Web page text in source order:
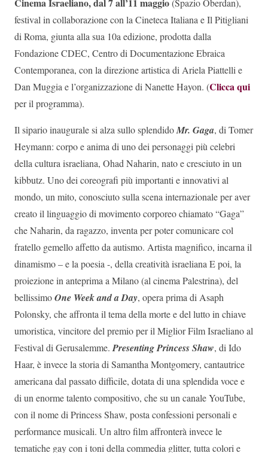
festival in collaborazione con la Cineteca Italiana e Il Pitigliani
di Roma, giunta alla sua 10a edizione, prodotta dalla
Fondazione CDEC, Centro di Documentazione Ebraica
Contemporanea, con la direzione artistica di Ariela Piattelli e
Dan Muggia e l’organizzazione di Nanette Hayon. (Clicca qui
per il programma).
Il sipario inaugurale si alza sullo splendidoMr. Gaga, di Tomer
Heymann: corpo e anima di uno dei personaggi più celebri
della cultura israeliana, Ohad Naharin, nato e cresciuto in un
kibbutz. Uno dei coreografi più importanti e innovativi al
mondo, un mito, conosciuto sulla scena internazionale per aver
creato il linguaggio di movimento corporeo chiamato “Gaga”
che Naharin, da ragazzo, inventa per poter comunicare col
fratello gemello affetto da autismo. Artista magnifico, incarna il
dinamismo – e la poesia -, della creatività israeliana E poi, la
proiezione in anteprima a Milano (al cinema Palestrina), del
bellissimoOne Week and a Day, opera prima di Asaph
Polonsky, che affronta il tema della morte e del lutto in chiave
umoristica, vincitore del premio per il Miglior Film Israeliano al
Festival di Gerusalemme. Presenting Princess Shaw, di Ido
Haar, è invece la storia di Samantha Montgomery, cantautrice
americana dal passato difficile, dotata di una splendida voce e
di un enorme talento compositivo, che su un canale YouTube,
con il nome di Princess Shaw, posta confessioni personali e
performance musicali. Un altro film affronterà invece le
tematiche gay con i toni della commedia glitter, tutta colori e